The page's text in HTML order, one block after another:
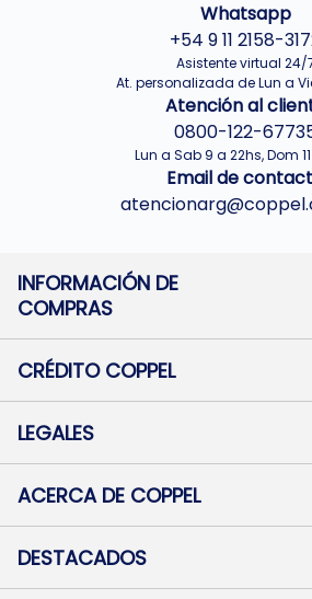
Whatsapp
+54 9 11 2158-
Asistente virtual 24/
At. personalizada de Lun a
Atención al
0800-122-
Lun a Sab 9 a 22hs, Dom
Email de
INFORMACIÓN DE
COMPRAS
Términos y condiciones
Botón de arrepentimiento
Mapa de sitio
CRÉDITO COPPEL
Solicitar Crédito
Medios de Pago
Pago Fácil Online
LEGALES
Baja contratos
Defensa al consumidor CABA
ACERCA DE COPPEL
Trabajá con Nosotros
Preguntas Frecuentes
DESTACADOS